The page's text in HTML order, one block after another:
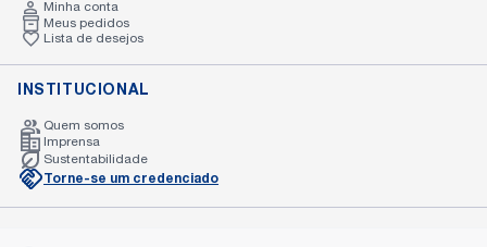
Minha conta
Meus pedidos
Lista de desejos
INSTITUCIONAL
Quem somos
Imprensa
Sustentabilidade
Torne-se um credenciado